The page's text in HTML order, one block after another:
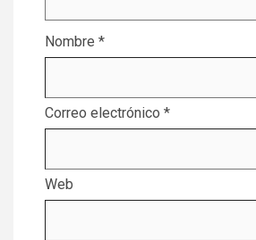
Nombre *
Correo electrónico *
Web